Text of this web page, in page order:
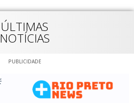
ÚLTIMAS
NOTÍCIAS
PUBLICIDADE